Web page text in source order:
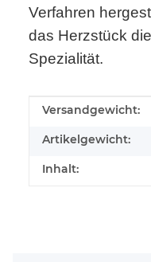
Verfahren
das Herzstück
Spezialität.
Produkteigenschaft
Wert
Versandgewicht:
Artikelgewicht:
Inhalt: